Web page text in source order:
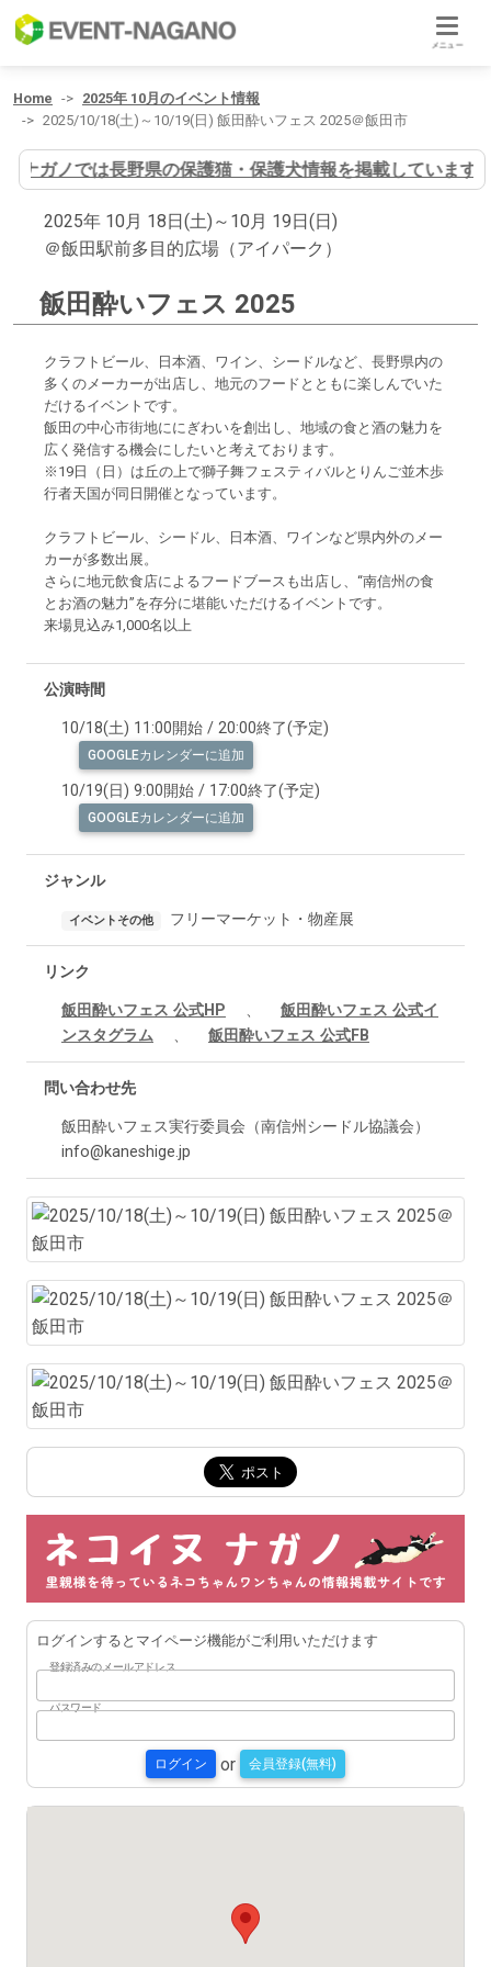
メニュー
Home
2025年 10月のイベント情報
2025/10/18(土)～10/19(日) 飯田酔いフェス 2025＠飯田市
ナガノでは長野県の保護猫・保護犬情報を掲載しています
2025年 10月 18日(土)～10月 19日(日)
＠飯田駅前多目的広場（アイパーク）
飯田酔いフェス 2025
クラフトビール、日本酒、ワイン、シードルなど、長野県内の
多くのメーカーが出店し、地元のフードとともに楽しんでいた
だけるイベントです。
飯田の中心市街地ににぎわいを創出し、地域の食と酒の魅力を
広く発信する機会にしたいと考えております。
※19日（日）は丘の上で獅子舞フェスティバルとりんご並木歩
行者天国が同日開催となっています。
クラフトビール、シードル、日本酒、ワインなど県内外のメー
カーが多数出展。
さらに地元飲食店によるフードブースも出店し、“南信州の食
とお酒の魅力”を存分に堪能いただけるイベントです。
来場見込み1,000名以上
公演時間
10/18(土) 11:00開始 / 20:00終了(予定)
GOOGLEカレンダーに追加
10/19(日) 9:00開始 / 17:00終了(予定)
GOOGLEカレンダーに追加
ジャンル
イベントその他 フリーマーケット・物産展
リンク
飯田酔いフェス 公式HP 、 飯田酔いフェス 公式イ
ンスタグラム 、 飯田酔いフェス 公式FB
問い合わせ先
飯田酔いフェス実行委員会（南信州シードル協議会）
info@kaneshige.jp
ログインするとマイページ機能がご利用いただけます
登録済みのメールアドレス
パスワード
ログイン or 会員登録(無料)